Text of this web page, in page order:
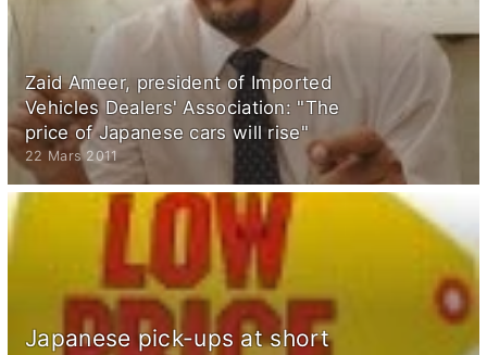
Zaid Ameer, president of Imported
Vehicles Dealers' Association: "The
price of Japanese cars will rise"
22 Mars 2011
Japanese pick-ups at short